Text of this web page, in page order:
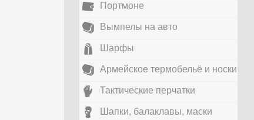
Портмоне
Вымпелы на авто
Шарфы
Армейское термобельё и носки
Тактические перчатки
Шапки, балаклавы, маски